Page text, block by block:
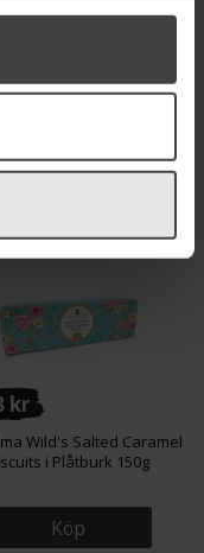
kr
Wild's Havrekakor
kr
Wild's Salted Caramel
i Plåtburk 150g
Köp